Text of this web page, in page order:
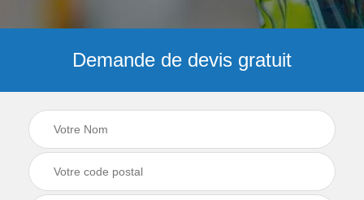
Demande de devis gratuit